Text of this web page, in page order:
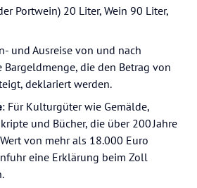
Portwein) 20 Liter, Wein 90 Liter,
und Ausreise von und nach
Bargeldmenge, die den Betrag von
deklariert werden.
: Für Kulturgüter wie Gemälde,
und Bücher, die über 200 Jahre
von mehr als 18.000 Euro
eine Erklärung beim Zoll